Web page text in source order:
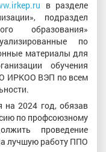
в разделе
подраздел
образования»
по
материалы для
обучения
ИРКОО ВЭП по всем
на 2024 год, обязав
по профсоюзному
проведение
лучшую работу ППО